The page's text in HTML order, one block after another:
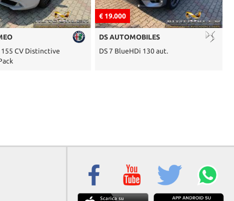
€ 19.000
DS AUTOMOBILES
DS 7 BlueHDi 130 aut.
€ 5.000
BMW
X1 SDrive16d Sport